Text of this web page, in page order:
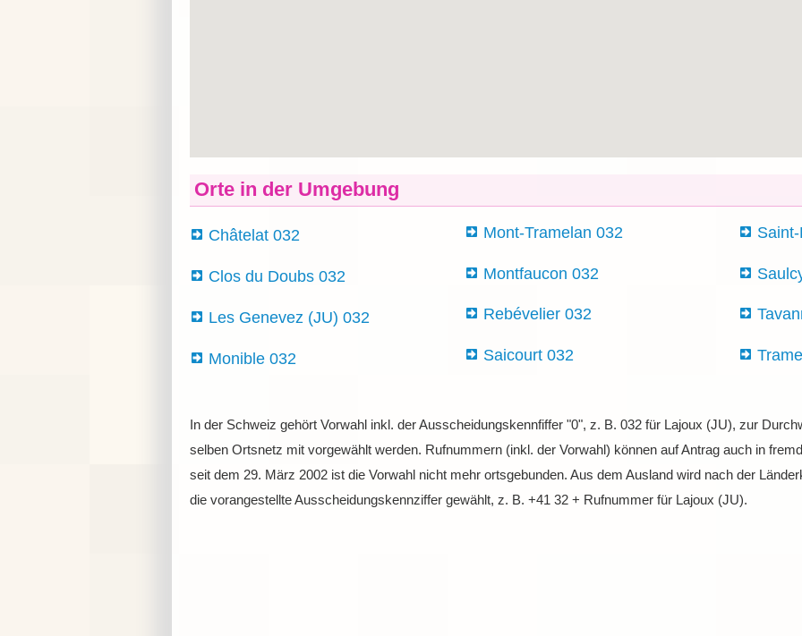
Orte in der Umgebung
Châtelat 032
Clos du Doubs 032
Les Genevez (JU) 032
Monible 032
Mont-Tramelan 032
Montfaucon 032
Rebévelier 032
Saicourt 032
In der Schweiz gehört Vorwahl inkl. der Ausscheidungskennfiffer "0", z. B. 032 für Lajoux (JU), zur
selben Ortsnetz mit vorgewählt werden. Rufnummern (inkl. der Vorwahl) können auf Antrag auch in
seit dem 29. März 2002 ist die Vorwahl nicht mehr ortsgebunden. Aus dem Ausland wird nach der
die vorangestellte Ausscheidungskennziffer gewählt, z. B. +41 32 + Rufnummer für Lajoux (JU).